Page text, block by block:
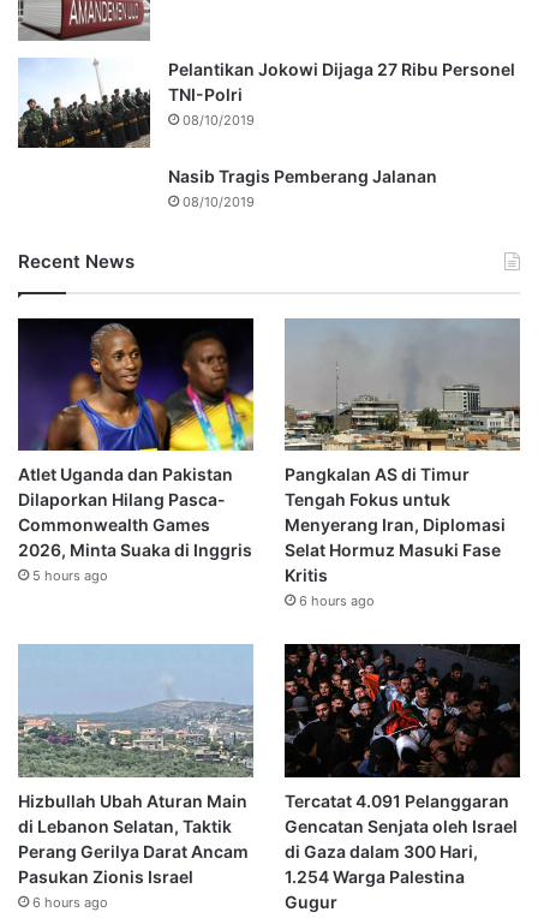
Pelantikan Jokowi Dijaga 27 Ribu Personel
TNI-Polri
08/10/2019
Nasib Tragis Pemberang Jalanan
08/10/2019
Recent News
Atlet Uganda dan Pakistan
Dilaporkan Hilang Pasca-
Commonwealth Games
2026, Minta Suaka di Inggris
5 hours ago
Pangkalan AS di Timur
Tengah Fokus untuk
Menyerang Iran, Diplomasi
Selat Hormuz Masuki Fase
Kritis
6 hours ago
Hizbullah Ubah Aturan Main
di Lebanon Selatan, Taktik
Perang Gerilya Darat Ancam
Pasukan Zionis Israel
6 hours ago
Tercatat 4.091 Pelanggaran
Gencatan Senjata oleh Israel
di Gaza dalam 300 Hari,
1.254 Warga Palestina
Gugur